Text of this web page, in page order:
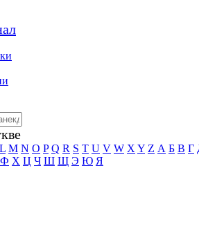
L M N O P Q R S T U V W X Y Z А Б В Г
Ф Х Ц Ч Ш Щ Э Ю Я